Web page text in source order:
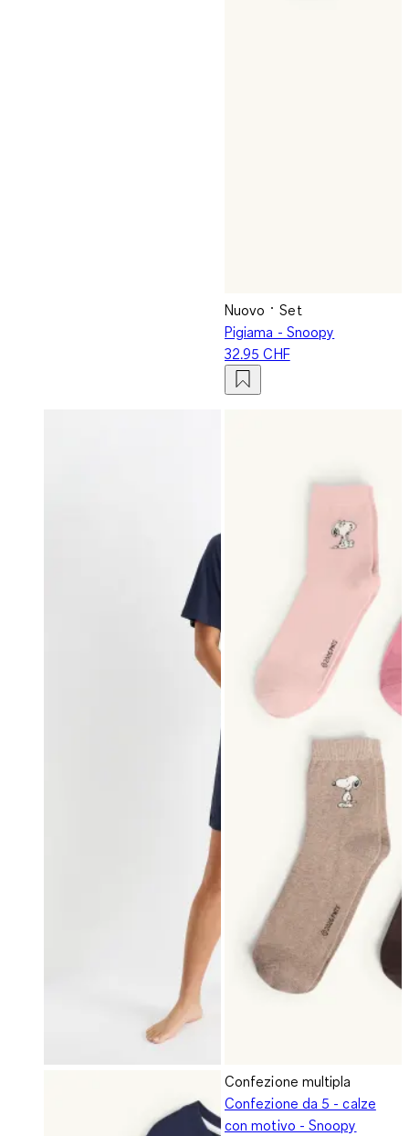
Nuovo
Set
Pigiama - Snoopy
32.95 CHF
Confezione multipla
Confezione da 5 - calze
con motivo - Snoopy